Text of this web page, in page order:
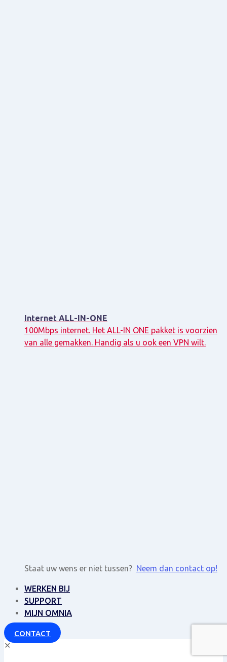
Internet ALL-IN-ONE
100Mbps internet. Het ALL-IN ONE pakket is voorzien
van alle gemakken. Handig als u ook een VPN wilt.
Staat uw wens er niet tussen? Neem dan contact op!
WERKEN BIJ
SUPPORT
MIJN OMNIA
CONTACT
✕